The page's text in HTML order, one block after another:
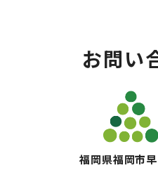
お問い
福岡県福岡市